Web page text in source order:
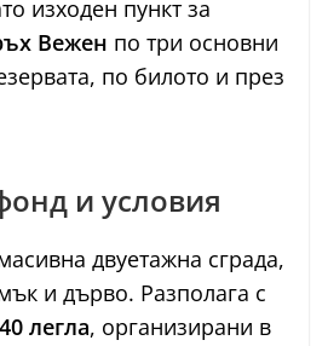
изходен пункт за
Вежен по три основни
по билото и през
и условия
двуетажна сграда,
и дърво. Разполага с
40 легла, организирани в